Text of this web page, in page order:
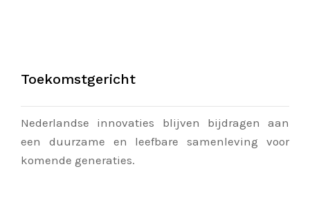
Toekomstgericht
Nederlandse innovaties blijven bijdragen aan
een duurzame en leefbare samenleving voor
komende generaties.